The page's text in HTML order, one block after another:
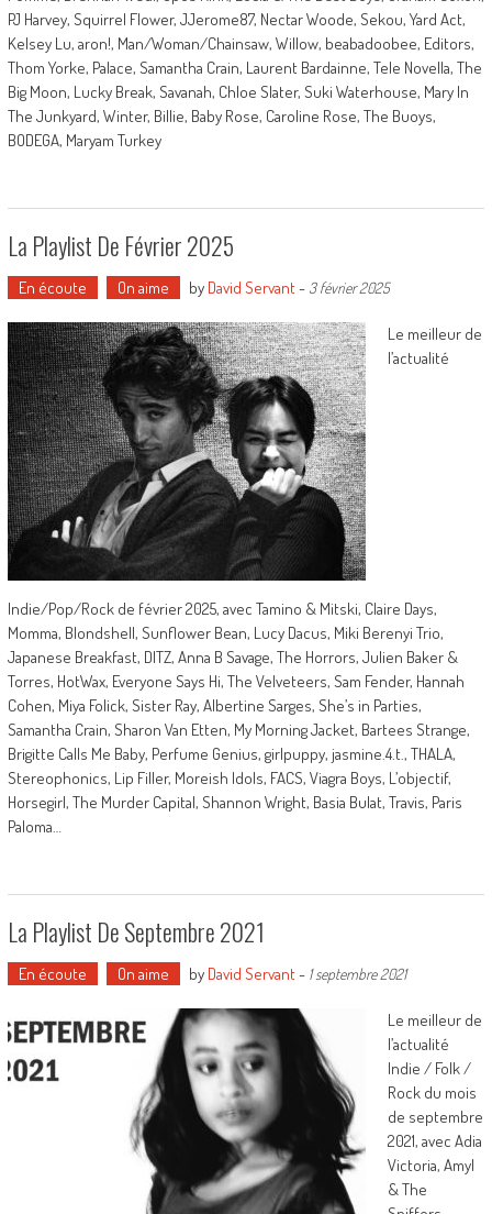
PJ Harvey, Squirrel Flower, JJerome87, Nectar Woode, Sekou, Yard Act,
Kelsey Lu, aron!, Man/Woman/Chainsaw, Willow, beabadoobee, Editors,
Thom Yorke, Palace, Samantha Crain, Laurent Bardainne, Tele Novella, The
Big Moon, Lucky Break, Savanah, Chloe Slater, Suki Waterhouse, Mary In
The Junkyard, Winter, Billie, Baby Rose, Caroline Rose, The Buoys,
BODEGA, Maryam Turkey
La Playlist De Février 2025
En écoute On aime by David Servant- 3 février 2025
Le meilleur de
l’actualité
Indie/Pop/Rock de février 2025, avec Tamino & Mitski, Claire Days,
Momma, Blondshell, Sunflower Bean, Lucy Dacus, Miki Berenyi Trio,
Japanese Breakfast, DITZ, Anna B Savage, The Horrors, Julien Baker &
Torres, HotWax, Everyone Says Hi, The Velveteers, Sam Fender, Hannah
Cohen, Miya Folick, Sister Ray, Albertine Sarges, She’s in Parties,
Samantha Crain, Sharon Van Etten, My Morning Jacket, Bartees Strange,
Brigitte Calls Me Baby, Perfume Genius, girlpuppy, jasmine.4.t., THALA,
Stereophonics, Lip Filler, Moreish Idols, FACS, Viagra Boys, L’objectif,
Horsegirl, The Murder Capital, Shannon Wright, Basia Bulat, Travis, Paris
Paloma…
La Playlist De Septembre 2021
En écoute On aime by David Servant- 1 septembre 2021
Le meilleur de
l’actualité
Indie / Folk /
Rock du mois
de septembre
2021, avec Adia
Victoria, Amyl
& The